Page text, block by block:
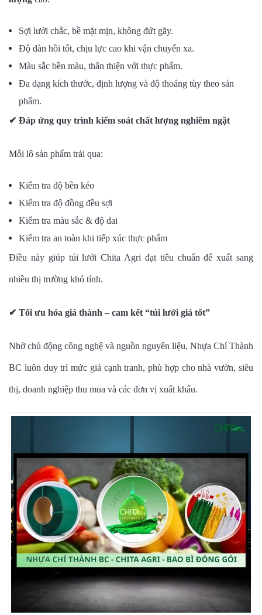
Sợi lưới chắc, bề mặt mịn, không đứt gãy.
Độ đàn hồi tốt, chịu lực cao khi vận chuyển xa.
Màu sắc bền màu, thân thiện với thực phẩm.
Đa dạng kích thước, định lượng và độ thoáng tùy theo sản
phẩm.
✔ Đáp ứng quy trình kiểm soát chất lượng nghiêm ngặt
Mỗi lô sản phẩm trải qua:
Kiểm tra độ bền kéo
Kiểm tra độ đồng đều sợi
Kiểm tra màu sắc & độ dai
Kiểm tra an toàn khi tiếp xúc thực phẩm
Điều này giúp túi lưới Chita Agri đạt tiêu chuẩn để xuất sang
nhiều thị trường khó tính.
✔ Tối ưu hóa giá thành – cam kết “túi lưới giá tốt”
Nhờ chủ động công nghệ và nguồn nguyên liệu, Nhựa Chí Thành
BC luôn duy trì mức giá cạnh tranh, phù hợp cho nhà vườn, siêu
thị, doanh nghiệp thu mua và các đơn vị xuất khẩu.